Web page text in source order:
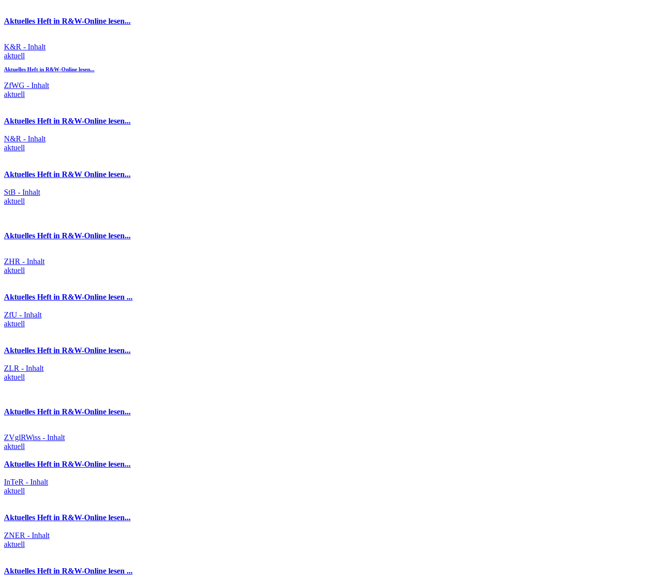
Aktuelles Heft in R&W-Online lesen...
K&R - Inhalt
aktuell
Aktuelles Heft in R&W-Online lesen...
ZfWG - Inhalt
aktuell
Aktuelles Heft in R&W-Online lesen...
N&R - Inhalt
aktuell
Aktuelles Heft in R&W Online lesen...
StB - Inhalt
aktuell
Aktuelles Heft in R&W-Online lesen...
ZHR - Inhalt
aktuell
Aktuelles Heft in R&W-Online lesen ...
ZfU - Inhalt
aktuell
Aktuelles Heft in R&W-Online lesen...
ZLR - Inhalt
aktuell
Aktuelles Heft in R&W-Online lesen...
ZVglRWiss - Inhalt
aktuell
Aktuelles Heft in R&W-Online lesen...
InTeR - Inhalt
aktuell
Aktuelles Heft in R&W-Online lesen...
ZNER - Inhalt
aktuell
Aktuelles Heft in R&W-Online lesen ...